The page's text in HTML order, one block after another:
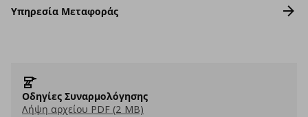
Υπηρεσία Μεταφοράς
Οδηγίες Συναρμολόγησης
Λήψη αρχείου PDF (2 MB)